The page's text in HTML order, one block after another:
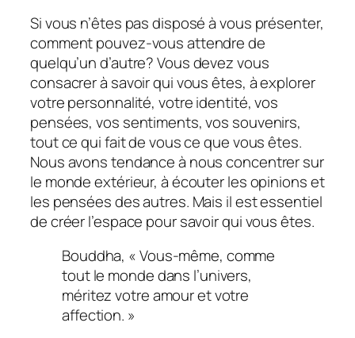
Si vous n’êtes pas disposé à vous présenter,
comment pouvez-vous attendre de
quelqu’un d’autre? Vous devez vous
consacrer à savoir qui vous êtes, à explorer
votre personnalité, votre identité, vos
pensées, vos sentiments, vos souvenirs,
tout ce qui fait de vous ce que vous êtes.
Nous avons tendance à nous concentrer sur
le monde extérieur, à écouter les opinions et
les pensées des autres. Mais il est essentiel
de créer l’espace pour savoir qui vous êtes.
Bouddha, « Vous-même, comme
tout le monde dans l’univers,
méritez votre amour et votre
affection. »